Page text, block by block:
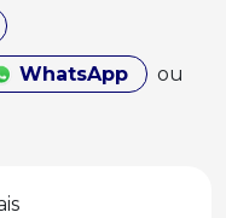
WhatsApp
ou